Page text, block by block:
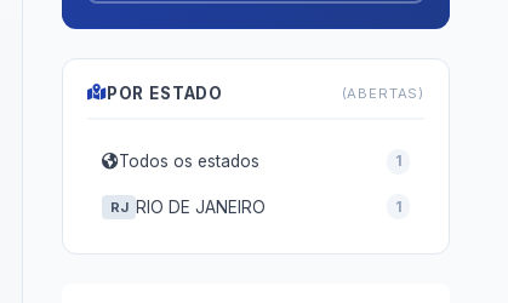
POR ESTADO (ABERTAS)
Todos os estados 1
RJ RIO DE JANEIRO 1